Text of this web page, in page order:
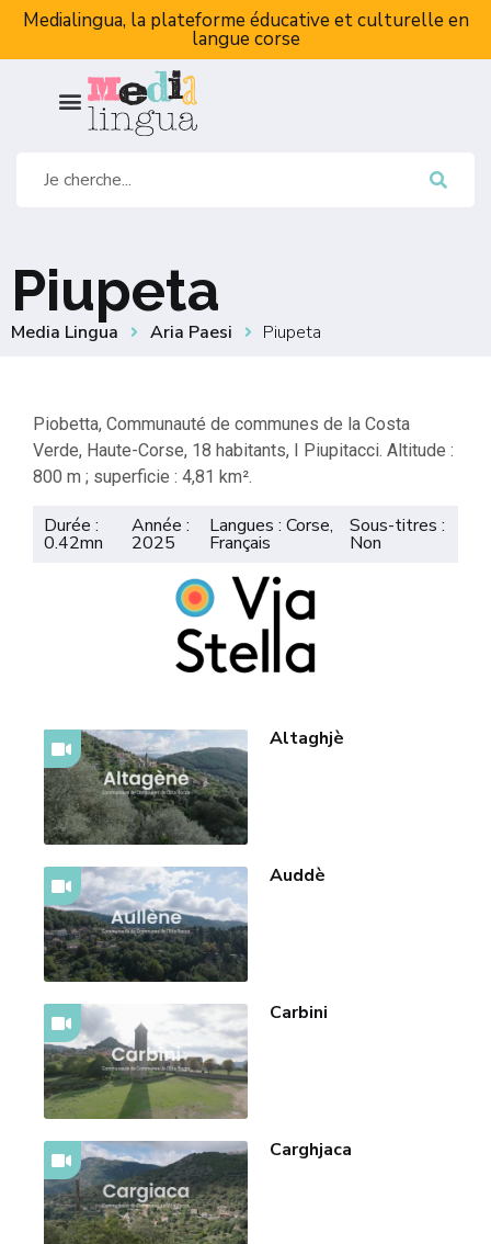
Medialingua, la plateforme éducative et culturelle en
langue corse
Piupeta
Media Lingua Aria Paesi Piupeta
Piobetta, Communauté de communes de la Costa
Verde, Haute-Corse, 18 habitants, I Piupitacci. Altitude :
800 m ; superficie : 4,81 km².
Durée :
0.42mn
Année :
2025
Langues : Corse,
Français
Sous-titres :
Non
Altaghjè
Auddè
Carbini
Carghjaca